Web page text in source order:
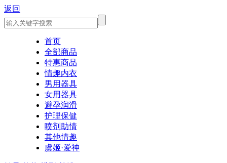
返回
首页
全部商品
特惠商品
情趣内衣
男用器具
女用器具
避孕润滑
护理保健
喷剂助情
其他情趣
虞姬·爱神